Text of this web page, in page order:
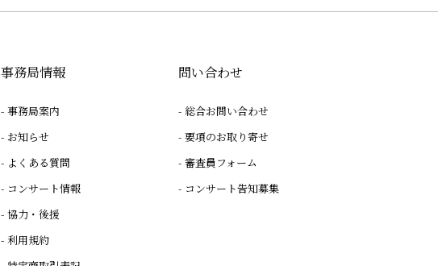
事務局情報
事務局案内
お知らせ
よくある質問
コンサート情報
協力・後援
利用規約
問い合わせ
総合お問い合わせ
要項のお取り寄せ
審査員フォーム
コンサート告知募集